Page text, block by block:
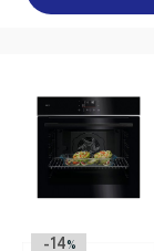
-14 %